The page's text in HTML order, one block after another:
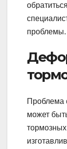
проблемы.
Проблема
может